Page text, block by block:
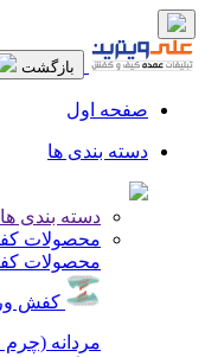
بازگشت
صفحه اول
دسته بندی ها
دسته بندی ها
محصولات
محصولات
کفش
مردانه